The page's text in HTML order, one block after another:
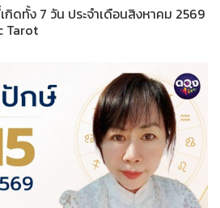
ดทั้ง 7 วัน ประจำเดือนสิงหาคม 2569
Tarot